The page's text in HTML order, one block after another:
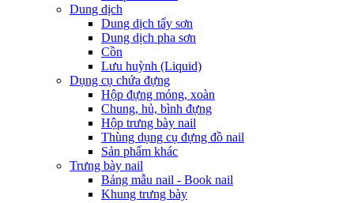
Dung dịch
Dung dịch tẩy sơn
Dung dịch pha sơn
Cồn
Lưu huỳnh (Liquid)
Dụng cụ chứa đựng
Hộp đựng móng, xoàn
Chung, hủ, bình đựng
Hộp trưng bày nail
Thùng dụng cụ đựng đồ nail
Sản phẩm khác
Trưng bày nail
Bảng mẫu nail - Book nail
Khung trưng bày